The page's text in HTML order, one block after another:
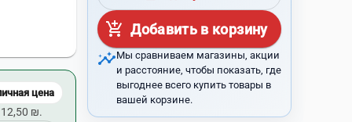
цена
₪.
add_shopping_cart Добавить в корзину
insightsМы сравниваем магазины, акции
и расстояние, чтобы показать, где
выгоднее всего купить товары в
вашей корзине.